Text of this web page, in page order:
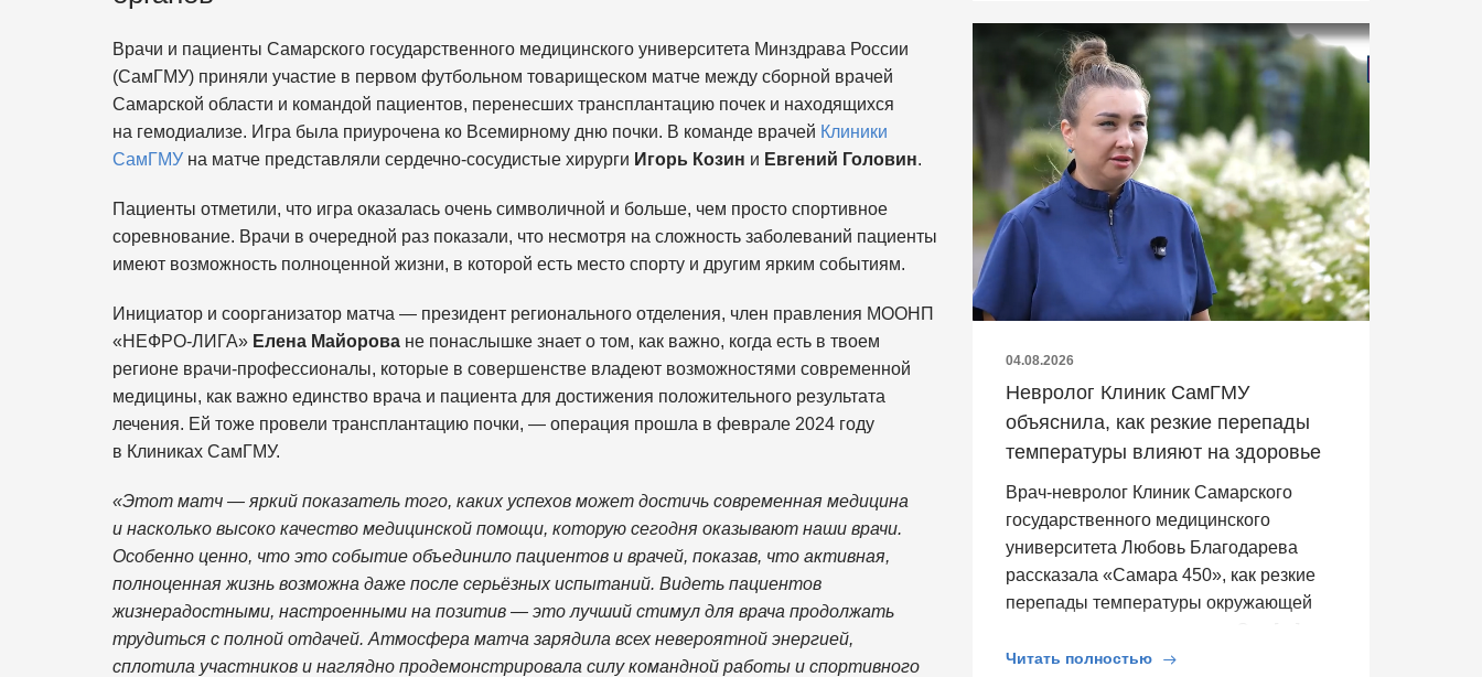
Врачи и пациенты Самарского государственного медицинского университета Минздрава России
(СамГМУ) приняли участие в первом футбольном товарищеском матче между сборной врачей
Самарской области и командой пациентов, перенесших трансплантацию почек и находящихся
на гемодиализе. Игра была приурочена ко Всемирному дню почки. В команде врачей Клиники
СамГМУ на матче представляли сердечно-сосудистые хирурги Игорь Козин и Евгений Головин.
Пациенты отметили, что игра оказалась очень символичной и больше, чем просто спортивное
соревнование. Врачи в очередной раз показали, что несмотря на сложность заболеваний пациенты
имеют возможность полноценной жизни, в которой есть место спорту и другим ярким событиям.
Инициатор и соорганизатор матча — президент регионального отделения, член правления МООНП
«НЕФРО-ЛИГА» Елена Майорова не понаслышке знает о том, как важно, когда есть в твоем
регионе врачи-профессионалы, которые в совершенстве владеют возможностями современной
медицины, как важно единство врача и пациента для достижения положительного результата
лечения. Ей тоже провели трансплантацию почки, — операция прошла в феврале 2024 году
в Клиниках СамГМУ.
«Этот матч — яркий показатель того, каких успехов может достичь современная медицина
и насколько высоко качество медицинской помощи, которую сегодня оказывают наши врачи.
Особенно ценно, что это событие объединило пациентов и врачей, показав, что активная,
полноценная жизнь возможна даже после серьёзных испытаний. Видеть пациентов
жизнерадостными, настроенными на позитив — это лучший стимул для врача продолжать
трудиться с полной отдачей. Атмосфера матча зарядила всех невероятной энергией,
сплотила участников и наглядно продемонстрировала силу командной работы и спортивного
04.08.2026
Невролог Клиник СамГМУ
объяснила, как резкие перепады
температуры влияют на здоровье
Врач-невролог Клиник Самарского
государственного медицинского
университета Любовь Благодарева
рассказала «Самара 450», как резкие
перепады температуры окружающей
Читать полностью